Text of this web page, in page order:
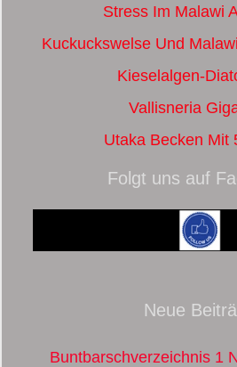
Stress Im Malawi
Kuckuckswelse Und
Kieselalgen-
Vallisneria
Utaka Becken Mit
Folgt uns auf
Neue
Buntbarschverzeichnis 1